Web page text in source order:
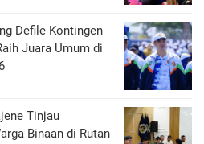
Defile Kontingen
Juara Umum di
Tinjau
Binaan di Rutan